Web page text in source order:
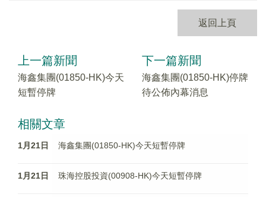
返回上頁
上一篇新聞
海鑫集團(01850-HK)今天
短暫停牌
下一篇新聞
海鑫集團(01850-HK)停牌
待公佈內幕消息
相關文章
1月21日 海鑫集團(01850-HK)今天短暫停牌
1月21日 珠海控股投資(00908-HK)今天短暫停牌